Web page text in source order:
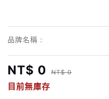
品牌名稱 :
NT$ 0 NT$ 0
目前無庫存